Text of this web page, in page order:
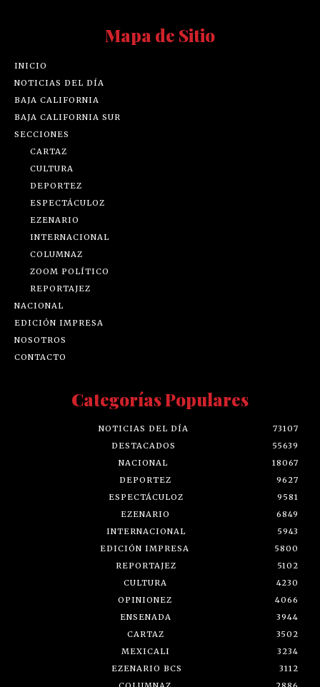
Mapa de Sitio
INICIO
NOTICIAS DEL DÍA
BAJA CALIFORNIA
BAJA CALIFORNIA SUR
SECCIONES
CARTAZ
CULTURA
DEPORTEZ
ESPECTÁCULOZ
EZENARIO
INTERNACIONAL
COLUMNAZ
ZOOM POLÍTICO
REPORTAJEZ
NACIONAL
EDICIÓN IMPRESA
NOSOTROS
CONTACTO
Categorías Populares
NOTICIAS DEL DÍA
73107
DESTACADOS
55639
NACIONAL
18067
DEPORTEZ
9627
ESPECTÁCULOZ
9581
EZENARIO
6849
INTERNACIONAL
5943
EDICIÓN IMPRESA
5800
REPORTAJEZ
5102
CULTURA
4230
OPINIONEZ
4066
ENSENADA
3944
CARTAZ
3502
MEXICALI
3234
EZENARIO BCS
3112